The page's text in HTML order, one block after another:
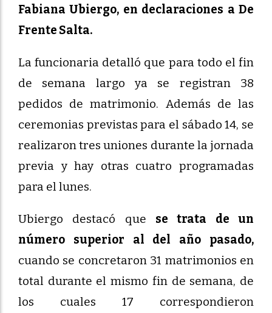
Fabiana Ubiergo, en declaraciones a De
Frente Salta.
La funcionaria detalló que para todo el fin
de semana largo ya se registran 38
pedidos de matrimonio. Además de las
ceremonias previstas para el sábado 14, se
realizaron tres uniones durante la jornada
previa y hay otras cuatro programadas
para el lunes.
Ubiergo destacó que se trata de un
número superior al del año pasado,
cuando se concretaron 31 matrimonios en
total durante el mismo fin de semana, de
los cuales 17 correspondieron